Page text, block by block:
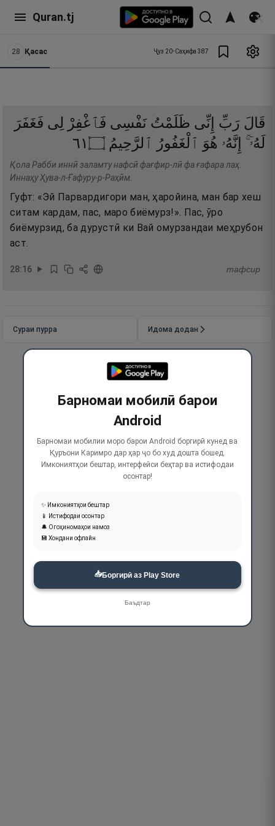
Quran.tj
28 Қасас Ҷуз 20•Саҳифа 387
قَالَ رَبِّ إِنِّى ظَلَمْتُ نَفْسِى فَٱغْفِرْ لِى فَغَفَرَ
لَهُۥٓ ۚ إِنَّهُۥ هُوَ ٱلْغَفُورُ ٱلرَّحِيمُ ۝١٦
Қола Рабби иннӣ заламту нафсӣ фағфир-лӣ фа ғафара лаҳ.
Иннаҳу Ҳува-л-Ғафуру-р-Раҳӣм.
Гуфт: «Эй Парвардигори ман, ҳаройина, ман бар хеш
ситам кардам, пас, маро биёмурз!». Пас, ӯро
биёмурзид, ба дурустӣ ки Вай омурзандаи меҳрубон
аст.
28:16 тафсир
Сураи пурра Идома додан
Барномаи мобилӣ барои
Android
Барномаи мобилии моро барои Android боргирӣ кунед ва
Қуръони Каримро дар ҳар ҷо бо худ дошта бошед.
Имкониятҳои бештар, интерфейси беҳтар ва истифодаи
осонтар!
✨ Имкониятҳои бештар
📱 Истифодаи осонтар
🔔 Огоҳиномаҳои намоз
💾 Хондани офлайн
📥Боргирӣ аз Play Store
Баъдтар